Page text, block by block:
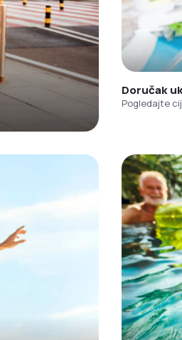
Doručak
Pogledajte